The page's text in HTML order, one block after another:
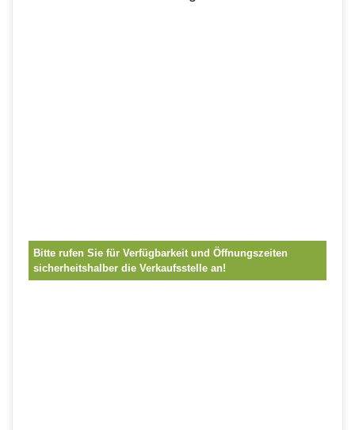
Bitte rufen Sie für Verfügbarkeit und Öffnungszeiten
sicherheitshalber die Verkaufsstelle an!